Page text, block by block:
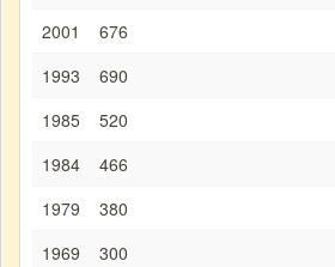
2001
676
1993
690
1985
520
1984
466
1979
380
1969
300